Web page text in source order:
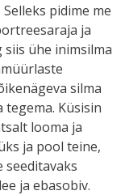
pidime me
ja
ühe inimsilma
silma
Küsisin
looma ja
ja pool teine,
seeditavaks
ja ebasobiv.